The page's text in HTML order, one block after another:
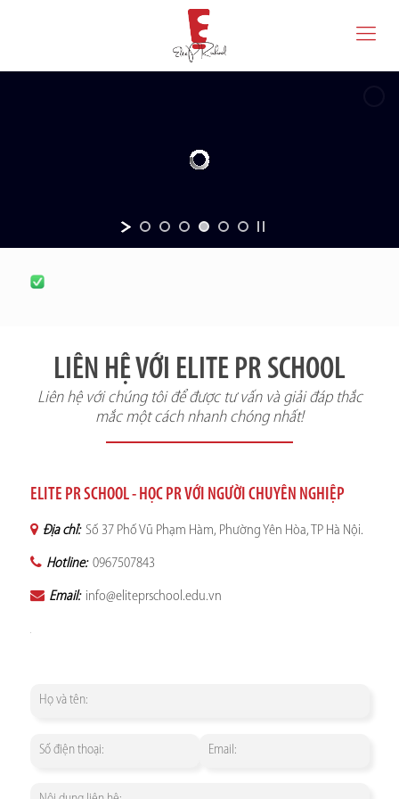
LIÊN HỆ VỚI ELITE PR SCHOOL
Liên hệ với chúng tôi để được tư vấn và giải đáp thắc
mắc một cách nhanh chóng nhất!
ELITE PR SCHOOL - HỌC PR VỚI NGƯỜI CHUYÊN NGHIỆP
Địa chỉ: Số 37 Phố Vũ Phạm Hàm, Phường Yên Hòa, TP Hà Nội.
Hotline: 0967507843
Email: info@eliteprschool.edu.vn